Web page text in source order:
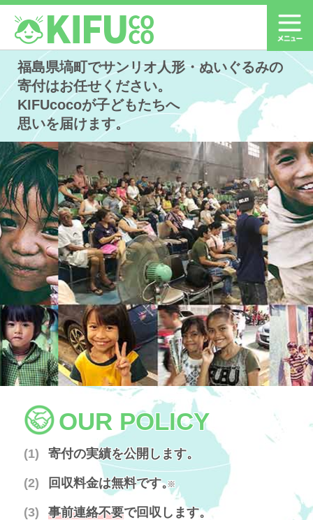
福島県塙町でサンリオ人形・ぬいぐるみの
寄付はお任せください。
KIFUcocoが子どもたちへ
思いを届けます。
OUR POLICY
寄付の実績を公開します。
回収料金は無料です。
※
事前連絡不要で回収します。